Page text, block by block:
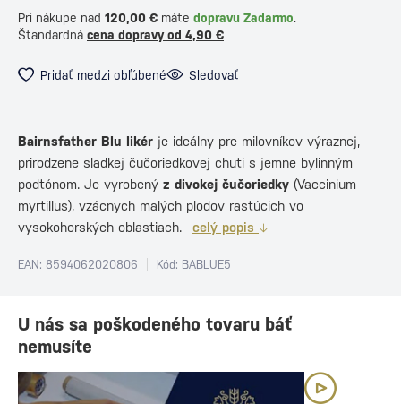
Pri nákupe nad 120,00 € máte dopravu Zadarmo.
Štandardná cena dopravy od 4,90 €
Pridať medzi obľúbené Sledovať
Bairnsfather Blu likér je ideálny pre milovníkov výraznej,
prirodzene sladkej čučoriedkovej chuti s jemne bylinným
podtónom. Je vyrobený z divokej čučoriedky (Vaccinium
myrtillus), vzácnych malých plodov rastúcich vo
vysokohorských oblastiach.
celý popis
EAN: 8594062020806 Kód: BABLUE5
U nás sa poškodeného tovaru báť
nemusíte